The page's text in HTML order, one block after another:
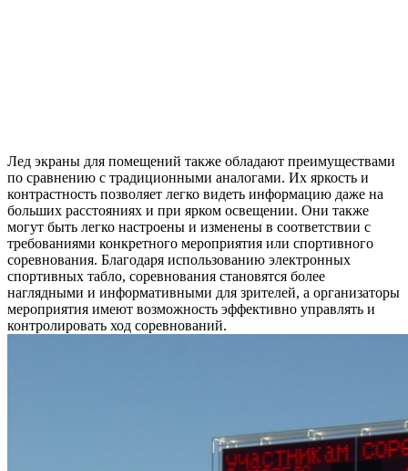
Лед экраны для помещений также обладают преимуществами
по сравнению с традиционными аналогами. Их яркость и
контрастность позволяет легко видеть информацию даже на
больших расстояниях и при ярком освещении. Они также
могут быть легко настроены и изменены в соответствии с
требованиями конкретного мероприятия или спортивного
соревнования. Благодаря использованию электронных
спортивных табло, соревнования становятся более
наглядными и информативными для зрителей, а организаторы
мероприятия имеют возможность эффективно управлять и
контролировать ход соревнований.